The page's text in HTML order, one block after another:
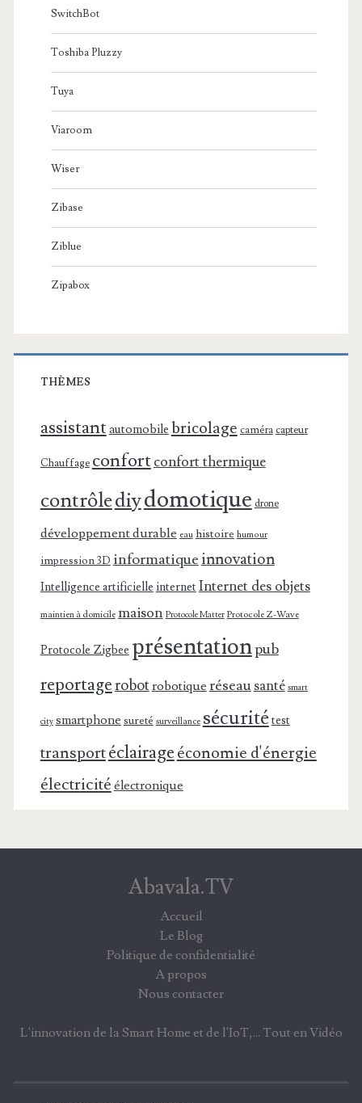
SwitchBot
Toshiba Pluzzy
Tuya
Viaroom
Wiser
Zibase
Ziblue
Zipabox
THÈMES
assistant automobile bricolage caméra capteur
Chauffage confortconfort thermique
contrôlediydomotique drone
développement durable eau histoire humour
impression 3D informatiqueinnovation
Intelligence artificielle internet Internet des objets
maintien à domicile maison Protocole Matter Protocole Z-Wave
Protocole Zigbee présentationpub
reportagerobotrobotique réseausanté smart
city smartphone sureté surveillance sécuritétest
transportéclairageéconomie d'énergie
électricité électronique
Abavala.TV
Accueil
Le Blog
Politique de confidentialité
A propos
Nous contacter
L'innovation de la Smart Home et de l'IoT,... Tout en Vidéo